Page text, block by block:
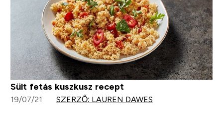
Sült fetás kuszkusz recept
19/07/21 SZERZŐ: LAUREN DAWES